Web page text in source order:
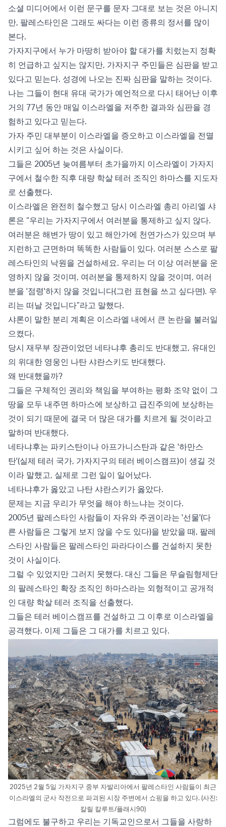
소셜 미디어에서 이런 문구를 문자 그대로 보는 것은 아니지
만, 팔레스타인은 그래도 싸다는 이런 종류의 정서를 많이
본다.
가자지구에서 누가 마땅히 받아야 할 대가를 치렀는지 정확
히 언급하고 싶지는 않지만, 가자지구 주민들은 심판을 받고
있다고 믿는다. 성경에 나오는 진짜 심판을 말하는 것이다.
나는 그들이 현대 유대 국가가 예언적으로 다시 태어난 이후
거의 77년 동안 매일 이스라엘을 저주한 결과와 심판을 경
험하고 있다고 믿는다.
가자 주민 대부분이 이스라엘을 증오하고 이스라엘을 전멸
시키고 싶어 하는 것은 사실이다.
그들은 2005년 늦여름부터 초가을까지 이스라엘이 가자지
구에서 철수한 직후 대량 학살 테러 조직인 하마스를 지도자
로 선출했다.
이스라엘은 완전히 철수했고 당시 이스라엘 총리 아리엘 샤
론은 “우리는 가자지구에서 여러분을 통제하고 싶지 않다.
여러분은 해변가 땅이 있고 해안가에 천연가스가 있으며 부
지런하고 근면하며 똑똑한 사람들이 있다. 여러분 스스로 팔
레스타인의 낙원을 건설하세요. 우리는 더 이상 여러분을 운
영하지 않을 것이며, 여러분을 통제하지 않을 것이며, 여러
분을 '점령'하지 않을 것입니다(그런 표현을 쓰고 싶다면). 우
리는 떠날 것입니다”라고 말했다.
샤론이 말한 분리 계획은 이스라엘 내에서 큰 논란을 불러일
으켰다.
당시 재무부 장관이었던 네타냐후 총리도 반대했고, 유대인
의 위대한 영웅인 나탄 샤란스키도 반대했다.
왜 반대했을까?
그들은 구체적인 권리와 책임을 부여하는 평화 조약 없이 그
땅을 모두 내주면 하마스에 보상하고 급진주의에 보상하는
것이 되기 때문에 결국 더 많은 대가를 치르게 될 것이라고
말하며 반대했다.
네타냐후는 파키스탄이나 아프가니스탄과 같은 '하만스
탄'(실제 테러 국가, 가자지구의 테러 베이스캠프)이 생길 것
이라 말했고, 실제로 그런 일이 일어났다.
네타냐후가 옳았고 나탄 샤란스키가 옳았다.
문제는 지금 우리가 무엇을 해야 하느냐는 것이다.
2005년 팔레스타인 사람들이 자유와 주권이라는 '선물'(다
른 사람들은 그렇게 보지 않을 수도 있다)을 받았을 때, 팔레
스타인 사람들은 팔레스타인 파라다이스를 건설하지 못한
것이 사실이다.
그럴 수 있었지만 그러지 못했다. 대신 그들은 무슬림형제단
의 팔레스타인 확장 조직인 하마스라는 외형적이고 공개적
인 대량 학살 테러 조직을 선출했다.
그들은 테러 베이스캠프를 건설하고 그 이후로 이스라엘을
공격했다. 이제 그들은 그 대가를 치르고 있다.
2025년 2월 5일 가자지구 중부 자발리아에서 팔레스타인 사람들이 최근
이스라엘의 군사 작전으로 파괴된 시장 주변에서 쇼핑을 하고 있다. (사진:
칼릴 칼루트/플래시90)
그럼에도 불구하고 우리는 기독교인으로서 그들을 사랑하